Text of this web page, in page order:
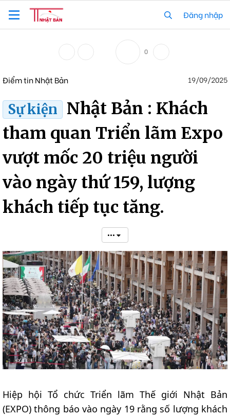
Đăng nhập
0
Điểm tin Nhật Bản 19/09/2025
Sự kiện
Nhật Bản : Khách
tham quan Triển lãm Expo
vượt mốc 20 triệu người
vào ngày thứ 159, lượng
khách tiếp tục tăng.
•••
Hiệp hội Tổ chức Triển lãm Thế giới Nhật Bản
(EXPO) thông báo vào ngày 19 rằng số lượng khách